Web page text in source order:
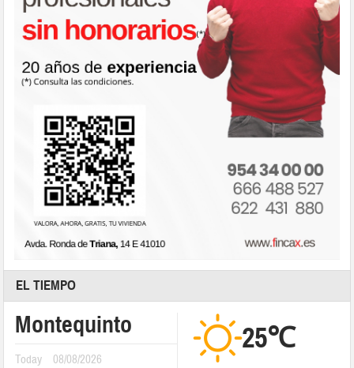
EL TIEMPO
Montequinto
Today 08/08/2026
25℃